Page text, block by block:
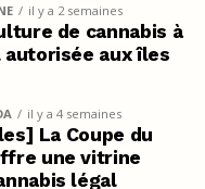
il y a 2 semaines
de cannabis à
autorisée aux îles
il y a 4 semaines
La Coupe du
une vitrine
légal